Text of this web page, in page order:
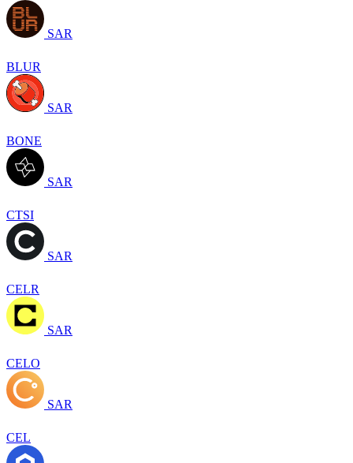
SAR
BLUR
SAR
BONE
SAR
CTSI
SAR
CELR
SAR
CELO
SAR
CEL